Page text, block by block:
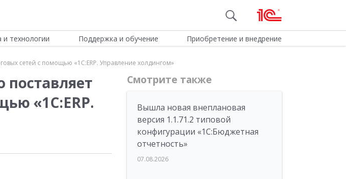
технологии Поддержка и обучение Приобретение и внедрение
сетей с помощью «1С:ERP. Управление холдингом»
«1С:ERP.
Смотрите также
Вышла новая внеплановая
версия 1.1.71.2 типовой
конфигурации «1C:Бюджетная
отчетность»
07.08.2026